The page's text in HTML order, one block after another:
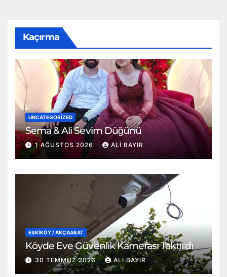
Kaçırma
UNCATEGORIZED
Sema & Ali Sevim Düğünü
1 AĞUSTOS 2026 ALI BAYIR
ESKİKÖY / AKÇAABAT
Köyde Eve Güvenlik Kamerası Taktırdı
30 TEMMUZ 2026 ALI BAYIR